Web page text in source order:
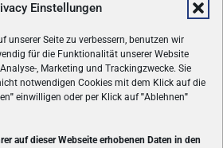
Einstellungen
unserer Seite zu verbessern, benutzen wir
für die Funktionalität unserer Website
, Marketing und Trackingzwecke. Sie
notwendigen Cookies mit dem Klick auf die
" einwilligen oder per Klick auf"Ablehnen"
auf dieser Webseite erhobenen Daten in den